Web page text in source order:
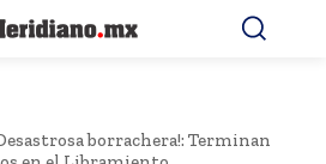
borrachera!: Terminan